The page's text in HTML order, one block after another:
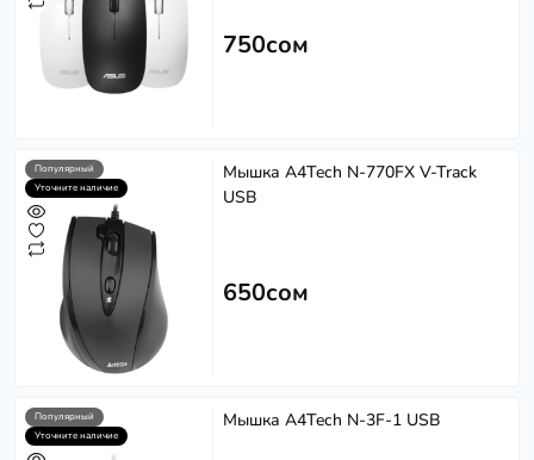
750сом
Популярный
Уточните наличие
Мышка A4Tech N-770FX V-Track
USB
650сом
Популярный
Уточните наличие
Мышка A4Tech N-3F-1 USB